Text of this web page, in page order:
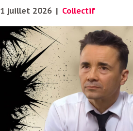
1 juillet 2026 | Collectif